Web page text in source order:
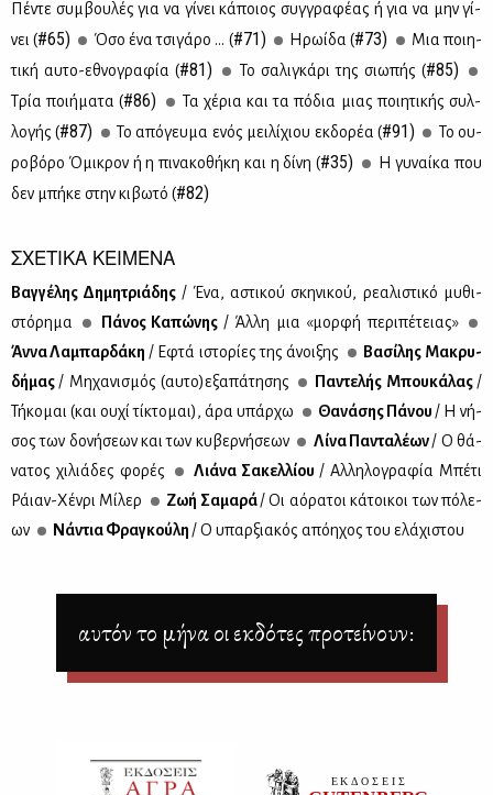
Πέ­ντε συμ­βου­λές για να γί­νει κά­ποιος συγ­γρα­φέ­ας ή για να μην γί­
νει (#65) Όσο ένα τσι­γά­ρο ... (#71) Ηρω­ί­δα (#73)
Μια ποι­η­
τι­κή αυ­το-εθνο­γρα­φία (#81) Το σα­λι­γκά­ρι της σιω­πής (#85)
Τρία ποι­ή­μα­τα (#86)
Τα χέ­ρια και τα πό­δια μιας ποι­η­τι­κής συλ­
λο­γής (#87) Το από­γευ­μα ενός μει­λί­χιου εκ­δο­ρέα (#91)
Το ου­
ρο­βό­ρο Όμι­κρον ή η πι­να­κο­θή­κη και η δί­νη (#35)
Η γυ­ναί­κα που
δεν μπή­κε στην κι­βω­τό (#82)
ΣΧΕΤΙΚΑ ΚΕΙΜΕΝΑ
Βαγ­γέ­λης Δη­μη­τριά­δης / Ένα, αστι­κού σκη­νι­κού, ρε­α­λι­στι­κό μυ­θι­
στό­ρη­μα
Πά­νος Κα­πώ­νης / Άλ­λη μια «μορ­φή πε­ρι­πέ­τειας»
Άν­να Λα­μπαρ­δά­κη / Eφτά ιστο­ρί­ες της άνοι­ξης
Βα­σί­λης Μα­κρυ­
δή­μας / Μη­χα­νι­σμός (αυ­το)εξα­πά­τη­σης Πα­ντε­λής Μπου­κά­λας /
Τή­κο­μαι (και ου­χί τί­κτο­μαι), άρα υπάρ­χω
Θα­νά­σης Πά­νου / Η νή­
σος των δο­νή­σε­ων και των κυ­βερ­νή­σε­ων
Λί­να Πα­ντα­λέ­ων/ Ο θά­
να­τος χι­λιά­δες φο­ρές
Λιά­να Σα­κελ­λί­ου / Αλ­λη­λο­γρα­φία Μπέ­τι
Ράιαν-Χέν­ρι Μί­λερ
Ζωή Σα­μα­ρά/ Οι αό­ρα­τοι κά­τοι­κοι των πό­λε­
ων
Νά­ντια Φρα­γκού­λη / Ο υπαρ­ξια­κός από­η­χος του ελά­χι­στου
αυτόν το μήνα οι εκδότες προτείνουν: